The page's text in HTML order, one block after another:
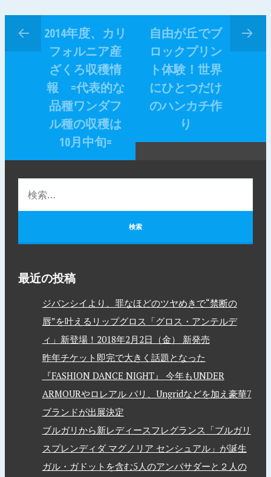
2014年度、カリ
フォルニア産
ざくろ収穫情
報 =代表的な
品種ワンダフ
ル種の収穫は
10月中旬=
自由が丘でブ
ロックプリン
ト体験！世界
にひとつだけ
のハンカチ作
り
最近の投稿
ジバンシイより、罪なほどのツヤめきで“禁断の
唇”を叶えるリップグロス「グロス・アンテルデ
ィ」新登場！2018年2月2日（金） 新発売
昨年チケット即完で大きく話題となった
『FASHION DANCE NIGHT』 今年もUNDER
ARMOURやロレアル パリ、Ungridなどを加え豪華7
ブランドが出展決定
ブルガリから新レディースフレグランス「ブルガリ
スプレンディダ マグノリア センシュアル」が誕生
ガル・ガドットを含む5人のアンバサダーと２人の